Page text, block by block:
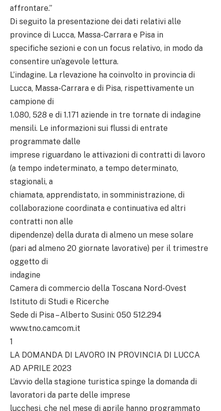
affrontare.”
Di seguito la presentazione dei dati relativi alle
province di Lucca, Massa-Carrara e Pisa in
specifiche sezioni e con un focus relativo, in modo da
consentire un’agevole lettura.
L’indagine. La rlevazione ha coinvolto in provincia di
Lucca, Massa-Carrara e di Pisa, rispettivamente un
campione di
1.080, 528 e di 1.171 aziende in tre tornate di indagine
mensili. Le informazioni sui flussi di entrate
programmate dalle
imprese riguardano le attivazioni di contratti di lavoro
(a tempo indeterminato, a tempo determinato,
stagionali, a
chiamata, apprendistato, in somministrazione, di
collaborazione coordinata e continuativa ed altri
contratti non alle
dipendenze) della durata di almeno un mese solare
(pari ad almeno 20 giornate lavorative) per il trimestre
oggetto di
indagine
Camera di commercio della Toscana Nord-Ovest
Istituto di Studi e Ricerche
Sede di Pisa – Alberto Susini: 050 512.294
www.tno.camcom.it
1
LA DOMANDA DI LAVORO IN PROVINCIA DI LUCCA
AD APRILE 2023
L’avvio della stagione turistica spinge la domanda di
lavoratori da parte delle imprese
lucchesi, che nel mese di aprile hanno programmato